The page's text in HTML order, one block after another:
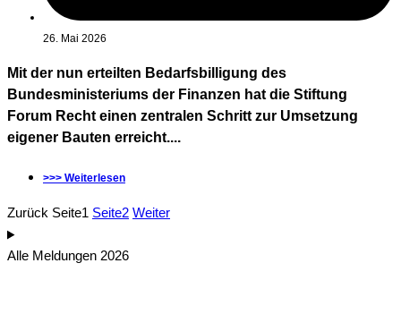
26. Mai 2026
Mit der nun erteilten Bedarfsbilligung des
Bundesministeriums der Finanzen hat die Stiftung
Forum Recht einen zentralen Schritt zur Umsetzung
eigener Bauten erreicht....
>>> Weiterlesen
Zurück Seite1 Seite2 Weiter
Alle Meldungen 2026